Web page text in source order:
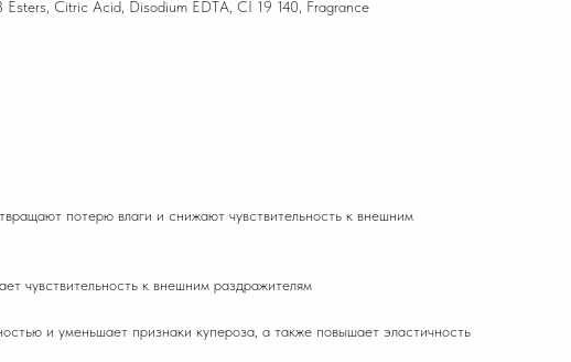
Citric Acid, Disodium EDTA, CI 19 140, Fragrance
потерю влаги и снижают чувствительность к внешним
чувствительность к внешним раздражителям
и уменьшает признаки купероза, а также повышает эластичность